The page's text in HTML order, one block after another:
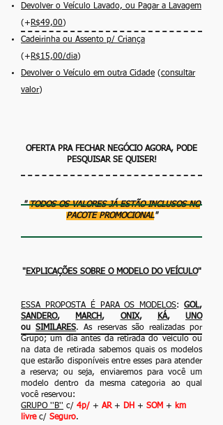
Devolver o Veículo Lavado, ou Pagar a Lavagem
(+ R$49,00)
Cadeirinha ou Assento p/ Criança
(+ R$15,00/dia)
Devolver o Veículo em outra Cidade (consultar
valor)
OFERTA PRA FECHAR NEGÓCIO AGORA, PODE
PESQUISAR SE QUISER!
"TODOS OS VALORES JÁ ESTÃO INCLUSOS NO
PACOTE PROMOCIONAL"
"EXPLICAÇÕES SOBRE O MODELO DO VEÍCULO"
ESSA PROPOSTA É PARA OS MODELOS:GOL,
SANDERO, MARCH , ONIX, KÁ, UNO
ouSIMILARES. As reservas são realizadas por
Grupo; um dia antes da retiradado veículo ou
na data de retirada sabemos quais os modelos
que estarão disponíveis entre esses para atender
a reserva; ou seja, enviaremos para você um
modelo dentro da mesma categoria ao qual
você reservou:
GRUPO ''B'' c/ 4p/ + AR + DH + SOM + km
livre c/ Seguro.